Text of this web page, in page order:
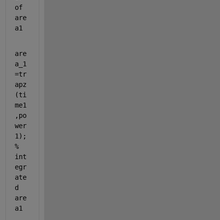
of
are
a1
are
a_1
=tr
apz
(ti
me1
,po
wer
%
int
egr
ate
d
are
a1